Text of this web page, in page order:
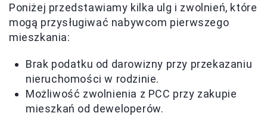
Poniżej przedstawiamy kilka ulg i zwolnień, które
mogą przysługiwać nabywcom pierwszego
mieszkania:
Brak podatku od darowizny przy przekazaniu
nieruchomości w rodzinie.
Możliwość zwolnienia z PCC przy zakupie
mieszkań od deweloperów.